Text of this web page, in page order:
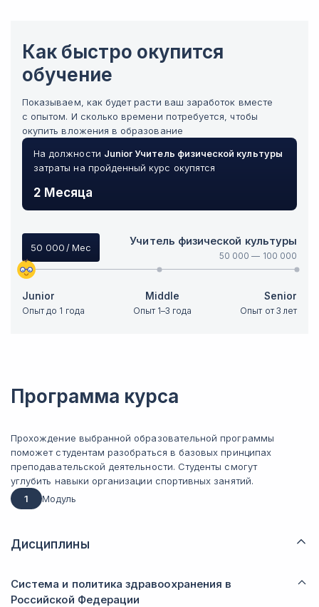
Как быстро окупится
обучение
Показываем, как будет расти ваш заработок вместе
с опытом. И сколько времени потребуется, чтобы
окупить вложения в образование
На должности Junior Учитель физической культуры
затраты на пройденный курс окупятся
2 Месяца
50 000 / Мес Учитель физической культуры
50 000 — 100 000
Junior
Опыт до 1 года
Middle
Опыт 1–3 года
Senior
Опыт от 3 лет
Программа курса
Прохождение выбранной образовательной программы
поможет студентам разобраться в базовых принципах
преподавательской деятельности. Студенты смогут
углубить навыки организации спортивных занятий.
1
Модуль
Дисциплины
Система и политика здравоохранения в
Российской Федерации